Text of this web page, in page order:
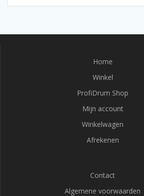
Home
Winkel
ProfiDrum Shop
Mijn account
Winkelwagen
Afrekenen
Contact
Algemene voorwaarden